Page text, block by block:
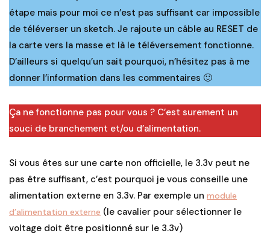
étape mais pour moi ce n’est pas suffisant car impossible
de téléverser un sketch. Je rajoute un câble au RESET de
la carte vers la masse et là le téléversement fonctionne.
D’ailleurs si quelqu’un sait pourquoi, n’hésitez pas à me
donner l’information dans les commentaires 🙂
Ça ne fonctionne pas pour vous ? C’est surement un
souci de branchement et/ou d’alimentation.
Si vous êtes sur une carte non officielle, le 3.3v peut ne
pas être suffisant, c’est pourquoi je vous conseille une
alimentation externe en 3.3v. Par exemple un module
d’alimentation externe (le cavalier pour sélectionner le
voltage doit être positionné sur le 3.3v)